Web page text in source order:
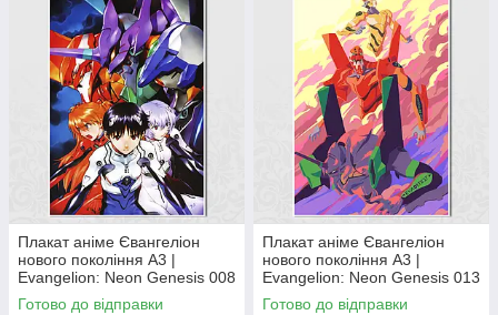
Плакат аніме Євангеліон
нового покоління А3 |
Evangelion: Neon Genesis 008
Готово до відправки
Плакат аніме Євангеліон
нового покоління А3 |
Evangelion: Neon Genesis 013
Готово до відправки